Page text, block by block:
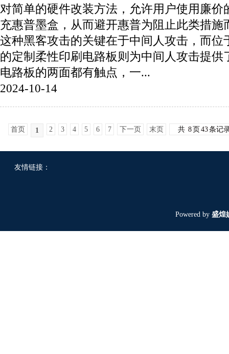
对简单的硬件改装方法，允许用户使用廉价
充惠普墨盒，从而避开惠普为阻止此类措施
这种黑客攻击的关键在于中间人攻击，而位
的定制柔性印刷电路板则为中间人攻击提供
电路板的两面都有触点，一...
2024-10-14
首页 1 2 3 4 5 6 7 下一页 末页 共 8页 43条记
友情链接：
Powered by 盛煌